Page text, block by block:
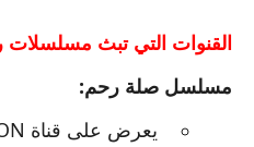
القنوات التي تبث مسلسلات
مسلسل صلة رحم:
يعرض على قناة ON و ON Drama.